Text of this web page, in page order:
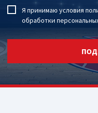
Я принимаю условия
обработки